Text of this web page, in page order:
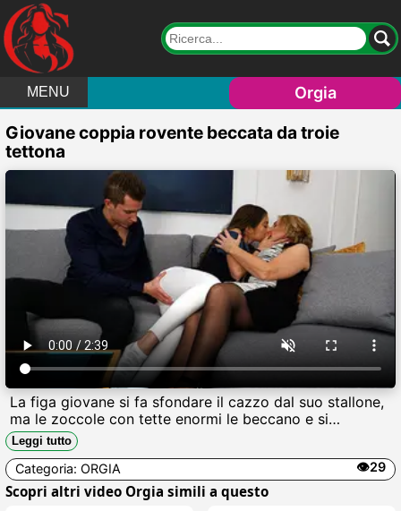
MENU Orgia
Giovane coppia rovente beccata da troie
tettona
La figa giovane si fa sfondare il cazzo dal suo stallone,
ma le zoccole con tette enormi le beccano e si
uniscono leccate di fica bagnata, scopate anali violente
e sborrate in bocca da cazzi grossi, troie urlanti in orgia
selvaggia.
Leggi tutto
Categoria: ORGIA 👁️29
Scopri altri video Orgia simili a questo